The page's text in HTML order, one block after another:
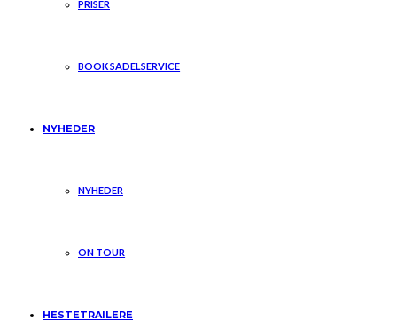
PRISER
BOOK SADELSERVICE
NYHEDER
NYHEDER
ON TOUR
HESTETRAILERE